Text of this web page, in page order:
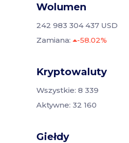
Wolumen
242 983 304 437 USD
Zamiana:
-58.02%
Kryptowaluty
Wszystkie: 8 339
Aktywne: 32 160
Giełdy